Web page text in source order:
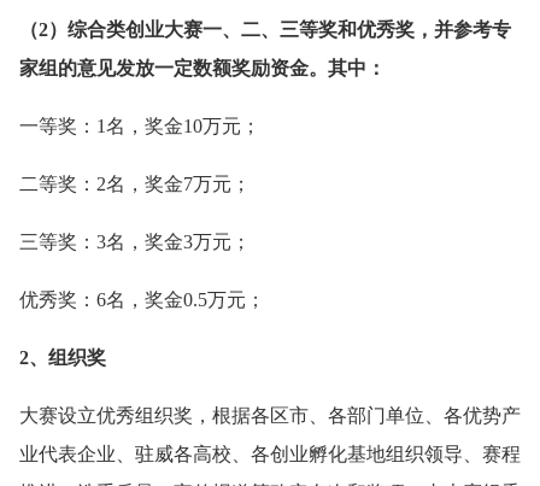
（2）综合类创业大赛一、二、三等奖和优秀奖，并参考专
家组的意见发放一定数额奖励资金。其中：
一等奖：1名，奖金10万元；
二等奖：2名，奖金7万元；
三等奖：3名，奖金3万元；
优秀奖：6名，奖金0.5万元；
2、组织奖
大赛设立优秀组织奖，根据各区市、各部门单位、各优势产
业代表企业、驻威各高校、各创业孵化基地组织领导、赛程